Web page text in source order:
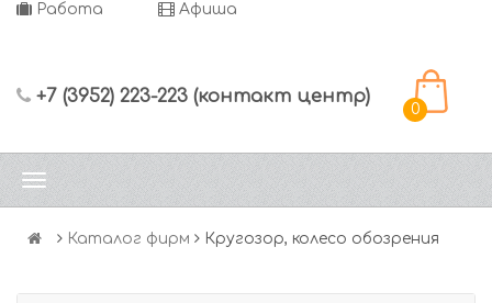
Работа
Афиша
+7 (3952) 223-223 (контакт центр)
0
Каталог фирм Кругозор, колесо обозрения